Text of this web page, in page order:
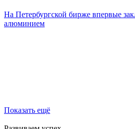
На Петербургской бирже впервые
алюминием
Показать ещё